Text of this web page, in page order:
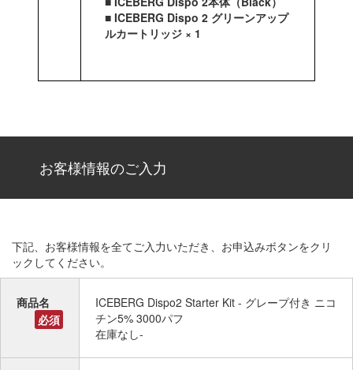
■ ICEBERG Dispo 2 グリーンアップ
ルカートリッジ × 1
お客様情報のご入力
下記、お客様情報を全てご入力いただき、お申込みボタンをクリ
ックしてください。
商品名
必須
ICEBERG Dispo2 Starter Kit - グレープ付き ニコ
チン5% 3000パフ
在庫なし-